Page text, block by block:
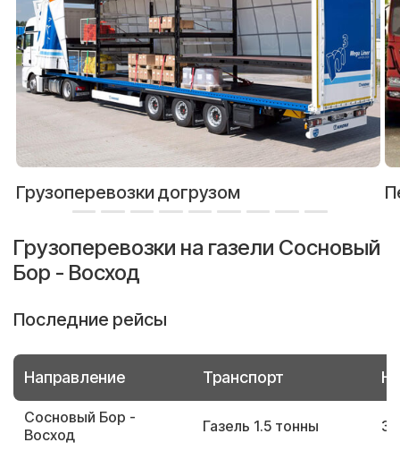
Грузоперевозки догрузом
Грузоперевозки на газели Сосновый
Бор - Восход
Последние рейсы
Направление Транспорт
Сосновый Бор -
Восход
Газель 1.5 тонны